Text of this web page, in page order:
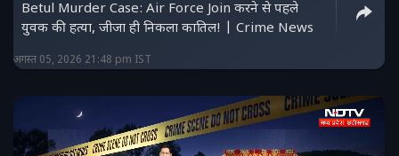
Betul Murder Case: Air Force Join करने से पहले
युवक की हत्या, जीजा ही निकला कातिल! | Crime News
अगस्त 05, 2026 21:48 pm IST